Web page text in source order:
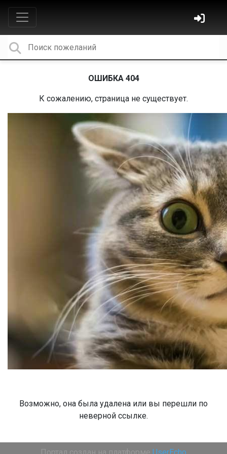
ОШИБКА 404
К сожалению, страница не существует.
Возможно, она была удалена или вы перешли по
неверной ссылке.